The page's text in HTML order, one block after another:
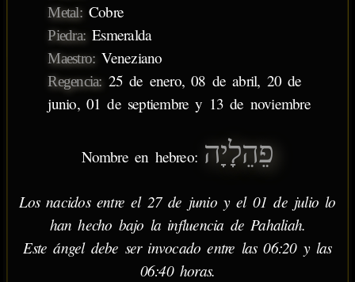
Metal:Cobre
Piedra: Esmeralda
Maestro: Veneziano
Regencia: 25 de enero, 08 de abril, 20 de
junio, 01 de septiembre y 13 de noviembre
Nombre en hebreo: פֵהֵלָיָה
Los nacidos entre el 27 de junio y el 01 de julio lo
han hecho bajo la influencia de Pahaliah.
Este ángel debe ser invocado entre las 06:20 y las
06:40 horas.